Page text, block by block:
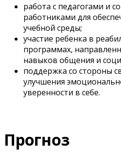
работа с педагогами и
работниками для
учебной среды;
участие ребенка в
программах,
навыков общения и
поддержка со стороны
улучшения
уверенности в себе.
Прогноз